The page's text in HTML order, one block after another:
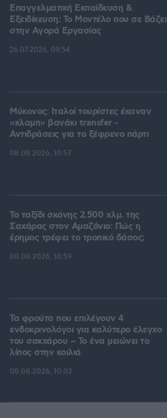
Επαγγελματική Εκπαίδευση &
Εξειδίκευση: Το Mοντέλο που σε Bάζει
στην Aγορά Eργασίας
26.07.2026, 09:54
Μύκονος: Ιταλοί τουρίστες έκαναν
«κλαμπ» βανάκι transfer -
Αντιδράσεις για το ξέφρενο πάρτι
08.08.2026, 10:57
Το ταξίδι σκόνης 2.500 χλμ. της
Σαχάρας στον Αμαζόνιο: Πώς η
έρημος τρέφει το τροπικό δάσος;
08.08.2026, 10:59
Τα φρούτα που επιλέγουν 4
ενδοκρινολόγοι για καλύτερο έλεγχο
του σακχάρου – Το ένα μειώνει το
λίπος στην κοιλιά
08.08.2026, 10:02